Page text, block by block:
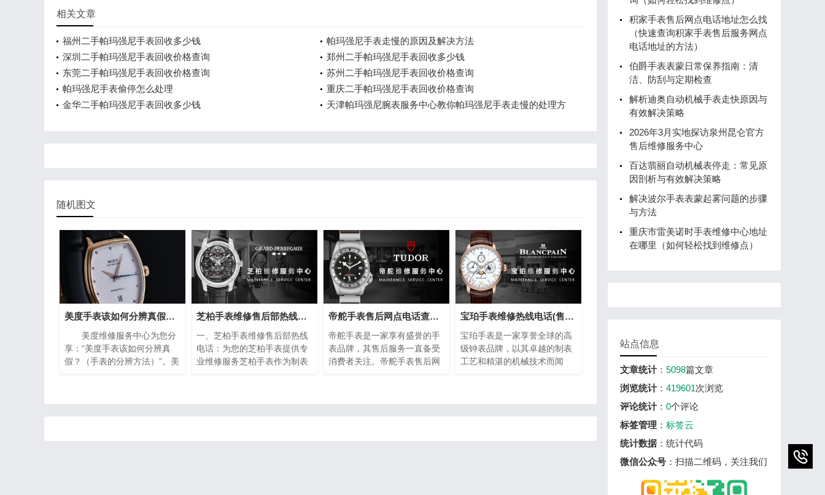
相关文章
福州二手帕玛强尼手表回收多少钱
帕玛强尼手表走慢的原因及解决方法
深圳二手帕玛强尼手表回收价格查询
郑州二手帕玛强尼手表回收多少钱
东莞二手帕玛强尼手表回收价格查询
苏州二手帕玛强尼手表回收价格查询
帕玛强尼手表偷停怎么处理
重庆二手帕玛强尼手表回收价格查询
金华二手帕玛强尼手表回收多少钱
天津帕玛强尼腕表服务中心教你帕玛强尼手表走慢的处理方
随机图文
美度手表该如何分辨真假？（手表的分辨方法）
美度维修服务中心为您分
享：“美度手表该如何分辨真
假？（手表的分辨方法）”。美
芝柏手表维修售后部热线电话(专业芝柏手表维修服务，售后热线24小时为您解答)
一、芝柏手表维修售后部热线
电话：为您的芝柏手表提供专
业维修服务芝柏手表作为制表
帝舵手表售后网点电话查询(全国服务网点查询方法)
帝舵手表是一家享有盛誉的手
表品牌，其售后服务一直备受
消费者关注。帝舵手表售后网
宝珀手表维修热线电话(售后服务专线)
宝珀手表是一家享誉全球的高
级钟表品牌，以其卓越的制表
工艺和精湛的机械技术而闻
积家手表售后网点电话地址怎么找
（快速查询积家手表售后服务网点
电话地址的方法）
伯爵手表表蒙日常保养指南：清
洁、防刮与定期检查
解析迪奥自动机械手表走快原因与
有效解决策略
2026年3月实地探访泉州昆仑官方
售后维修服务中心
百达翡丽自动机械表停走：常见原
因剖析与有效解决策略
解决波尔手表表蒙起雾问题的步骤
与方法
重庆市雷美诺时手表维修中心地址
在哪里（如何轻松找到维修点）
站点信息
文章统计： 5098篇文章
浏览统计： 419601次浏览
评论统计： 0个评论
标签管理 ： 标签云
统计数据 ：统计代码
微信公众号 ：扫描二维码，关注我们